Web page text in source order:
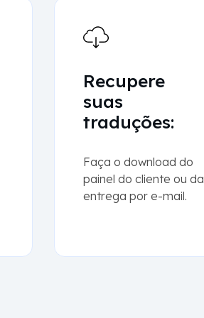
Recupere
suas
traduções:
Faça o download do
painel do cliente ou da
entrega por e-mail.